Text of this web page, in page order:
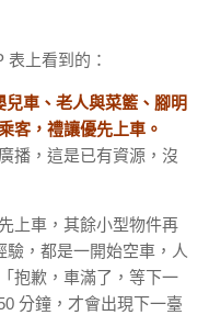
上看到的：
兒車、老人與菜籃、腳明
客，禮讓優先上車。
播，這是已有資源，沒
上車，其餘小型物件再
，都是一開始空車，人
抱歉，車滿了，等下一
分鐘，才會出現下一臺